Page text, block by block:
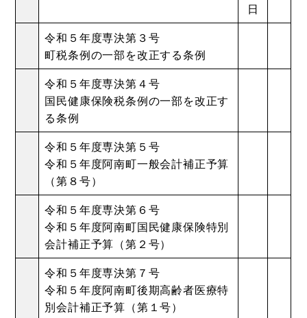
日
令和５年度専決第３号
町税条例の一部を改正する条例
令和５年度専決第４号
国民健康保険税条例の一部を改正す
る条例
令和５年度専決第５号
令和５年度阿南町一般会計補正予算
（第８号）
令和５年度専決第６号
令和５年度阿南町国民健康保険特別
会計補正予算（第２号）
令和５年度専決第７号
令和５年度阿南町後期高齢者医療特
別会計補正予算（第１号）